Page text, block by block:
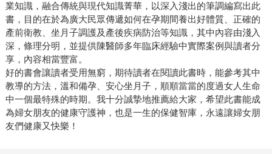
業知識，融合傳統與現代知識菁華，以深入淺出的筆調編寫出此
書，目的在於為廣大民眾傳遞如何在孕期間養出好體質、正確的
產前衛教、坐月子調護及產後疾病防治等知識，其中內容由淺入
深，條理分明，並提供陳醫師多年臨床經驗中實際案例與讀者分
享，內容相當豐富。
好的書會讓讀者受用無窮，期待讀者在閱讀此書時，能參考其中
教導的方法，溫和備孕、安心坐月子，順順當當的度過女人生命
中一個最特殊的時期。我十分誠摯地推薦給大家，希望此書能成
為婦女朋友的健康守護神，也是一生的保健智庫，永遠讓婦女朋
友們健康又快樂！